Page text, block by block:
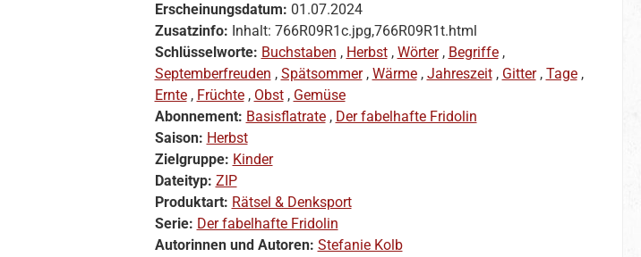
Erscheinungsdatum: 01.07.2024
Zusatzinfo: Inhalt: 766R09R1c.jpg,766R09R1t.html
Schlüsselworte: Buchstaben , Herbst, Wörter, Begriffe,
Septemberfreuden , Spätsommer, Wärme, Jahreszeit, Gitter, Tage,
Ernte, Früchte, Obst, Gemüse
Abonnement: Basisflatrate, Der fabelhafte Fridolin
Saison: Herbst
Zielgruppe: Kinder
Dateityp: ZIP
Produktart: Rätsel & Denksport
Serie: Der fabelhafte Fridolin
Autorinnen und Autoren: Stefanie Kolb